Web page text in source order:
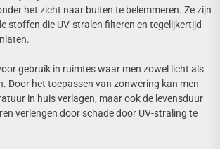
het zicht naar buiten te belemmeren. Ze zijn
stoffen die UV-stralen filteren en tegelijkertijd
gebruik in ruimtes waar men zowel licht als
Door het toepassen van zonwering kan men
in huis verlagen, maar ook de levensduur
verlengen door schade door UV-straling te